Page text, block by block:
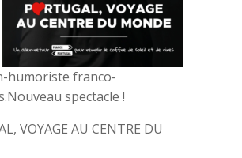
humoriste franco-
spectacle !
VOYAGE AU CENTRE DU